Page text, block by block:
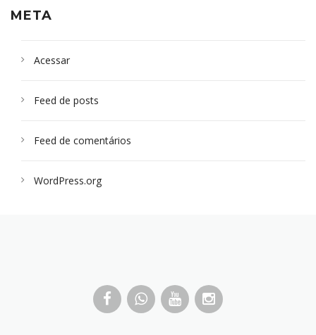
META
Acessar
Feed de posts
Feed de comentários
WordPress.org